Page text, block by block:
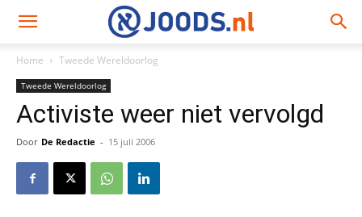
Home Tweede Wereldoorlog
Tweede Wereldoorlog
Activiste weer niet vervolgd
Door De Redactie - 15 juli 2006